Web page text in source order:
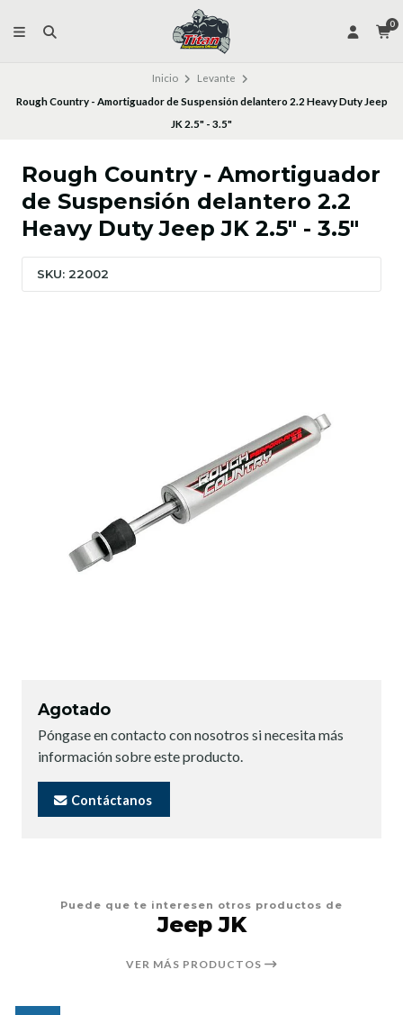
0
Inicio
Levante
Rough Country - Amortiguador de Suspensión delantero 2.2 Heavy Duty Jeep
JK 2.5" - 3.5"
Rough Country - Amortiguador
de Suspensión delantero 2.2
Heavy Duty Jeep JK 2.5" - 3.5"
SKU: 22002
Agotado
Póngase en contacto con nosotros si necesita más
información sobre este producto.
Contáctanos
Puede que te interesen otros productos de
Jeep JK
VER MÁS PRODUCTOS